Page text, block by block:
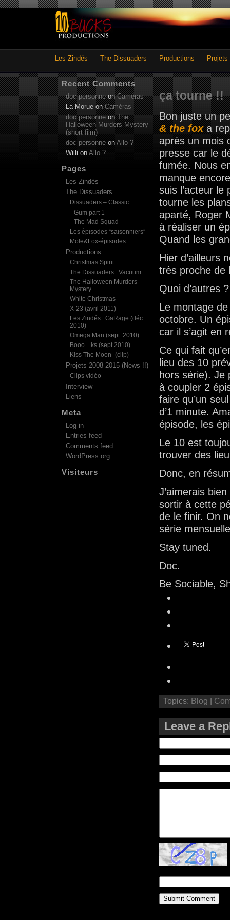
Les Zindés The Dissuaders Productions Projets
ça tourne !!
Bon juste un
& the foxa
après un mois
presse car le
fumée. Nous
manque
suis l’acteur le
tourne les
aparté, Roger
à réaliser un
Quand les
Hier d’ailleurs
très proche de
Quoi d’autres ?
Le montage
octobre. Un
car il s’agit en
Ce qui fait
lieu des 10
hors série). Je
à coupler 2
faire qu’un
d’1 minute.
épisode, les
Le 10 est
trouver des
Donc, en
J’aimerais
sortir à cette
de le finir. On
série
Stay tuned.
Doc.
Be Sociable,
Topics: Blog
Leave a
Recent Comments
doc personneonCaméras
La MorueonCaméras
doc personneonThe
Halloween Murders Mystery
(short film)
doc personne on Allo ?
Willi on Allo ?
Pages
Les Zindés
The Dissuaders
Dissuaders – Classic
Gum part 1
The Mad Squad
Les épisodes “saisonniers”
Mole&Fox-épisodes
Productions
Christmas Spirit
The Dissuaders : Vacuum
The Halloween Murders
Mystery
White Christmas
X-23 (avril 2011)
Les Zindés : GaRage (déc.
2010)
Omega Man (sept. 2010)
Booo…ks (sept 2010)
Kiss The Moon -(clip)
Projets 2008-2015 (News !!)
Clips vidéo
Interview
Liens
Meta
Log in
Entries feed
Comments feed
WordPress.org
Visiteurs